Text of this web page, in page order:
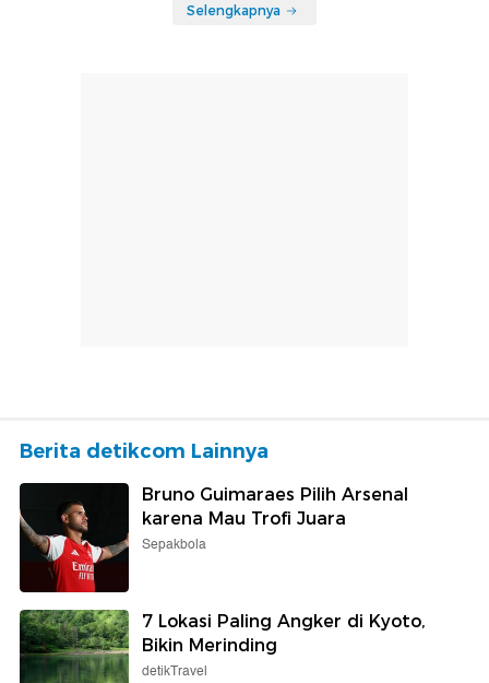
Selengkapnya
Berita detikcom Lainnya
Bruno Guimaraes Pilih Arsenal
karena Mau Trofi Juara
Sepakbola
7 Lokasi Paling Angker di Kyoto,
Bikin Merinding
detikTravel